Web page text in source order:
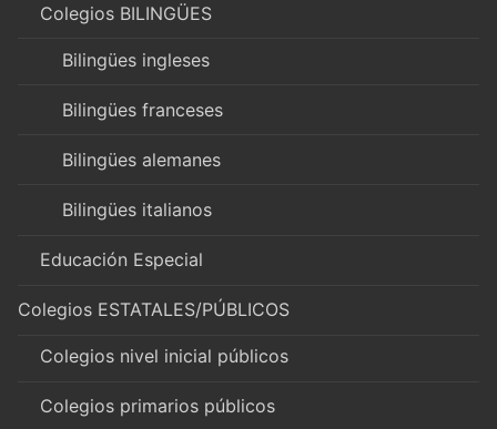
Colegios BILINGÜES
Bilingües ingleses
Bilingües franceses
Bilingües alemanes
Bilingües italianos
Educación Especial
Colegios ESTATALES/PÚBLICOS
Colegios nivel inicial públicos
Colegios primarios públicos